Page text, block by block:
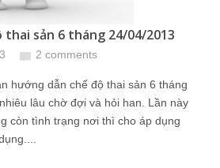
thai sản 6 tháng 24/04/2013
2 comments
hướng dẫn chế độ thai sản 6 tháng
lâu chờ đợi và hỏi han. Lần này
còn tình trạng nơi thì cho áp dụng